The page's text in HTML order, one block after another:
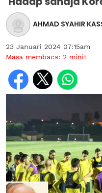
AHMAD SYAHIR
23 Januari 2024 07:15am
Masa membaca: 2 minit